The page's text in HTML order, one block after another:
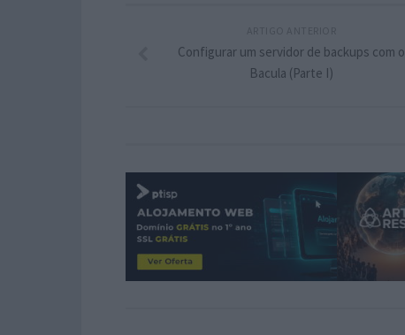
Configurar um servidor de backups com o
Bacula (Parte I)